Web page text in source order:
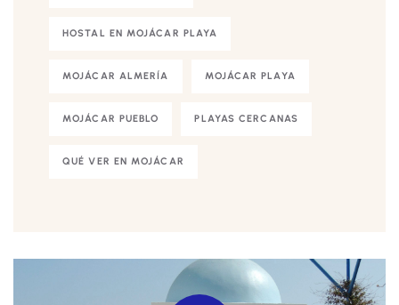
HOSTAL EN MOJÁCAR PLAYA
MOJÁCAR ALMERÍA MOJÁCAR PLAYA
MOJÁCAR PUEBLO PLAYAS CERCANAS
QUÉ VER EN MOJÁCAR